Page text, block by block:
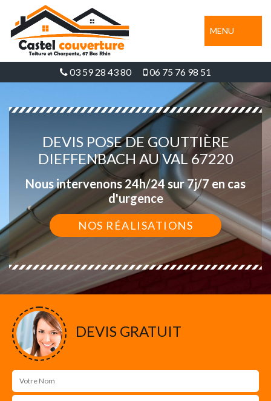
MENU
03 59 28 43 80 06 75 76 98 51
DEVIS POSE DE GOUTTIÈRE
DIEFFENBACH AU VAL 67220
Nous intervenons 24h/24 sur 7j/7 en cas
d'urgence
NOS RÉALISATIONS
DEVIS GRATUIT